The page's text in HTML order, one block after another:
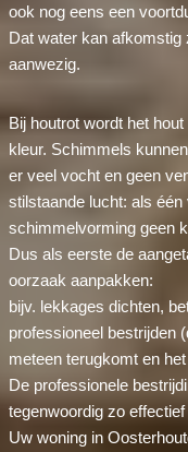
ook nog eens een
Dat water kan afkomstig
aanwezig.
Bij houtrot wordt het
kleur. Schimmels
er veel vocht en geen
stilstaande lucht: als
schimmelvorming geen
Dus als eerste de
oorzaak aanpakken:
bijv. lekkages dichten,
professioneel bestrijden
meteen terugkomt en
De professionele
tegenwoordig zo
Uw woning in